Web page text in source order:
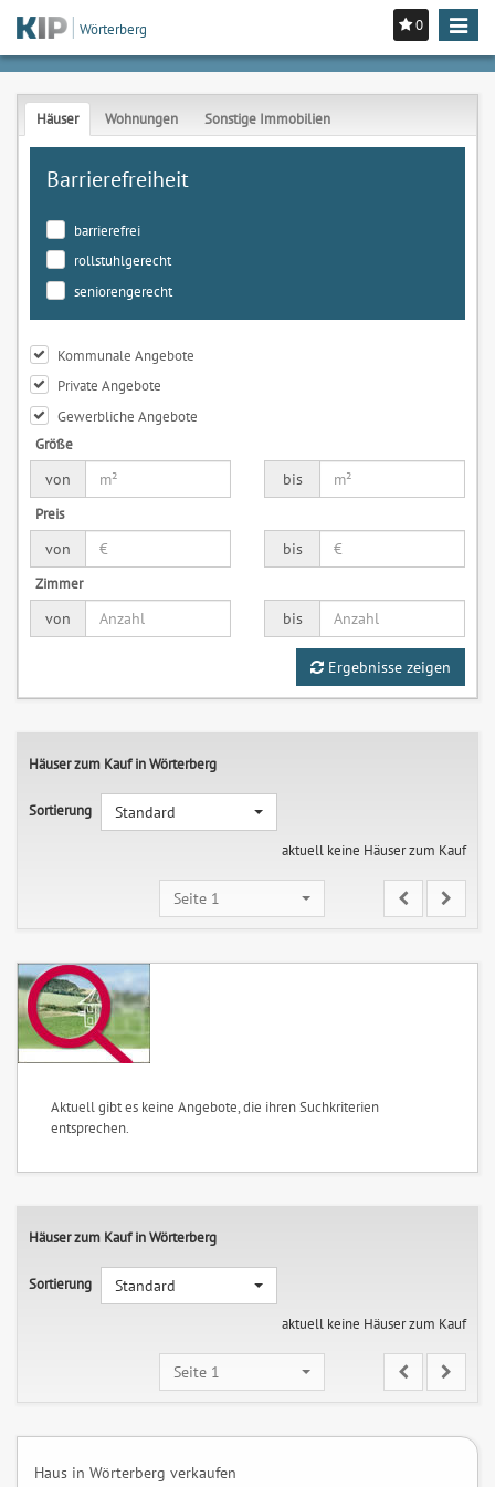
0
Toggle
Wörterberg
Häuser Wohnungen Sonstige Immobilien
Barrierefreiheit
barrierefrei
rollstuhlgerecht
seniorengerecht
Kommunale Angebote
Private Angebote
Gewerbliche Angebote
Größe
von
bis
Preis
von
bis
Zimmer
von
bis
Ergebnisse zeigen
Häuser zum Kauf in Wörterberg
Sortierung
Standard
aktuell keine Häuser zum Kauf
Seite 1
Aktuell gibt es keine Angebote, die ihren Suchkriterien
entsprechen.
Häuser zum Kauf in Wörterberg
Sortierung
Standard
aktuell keine Häuser zum Kauf
Seite 1
Haus in Wörterberg verkaufen